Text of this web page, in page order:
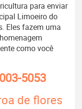
para enviar
Limoeiro do
Eles fazem uma
como você
5053
de flores